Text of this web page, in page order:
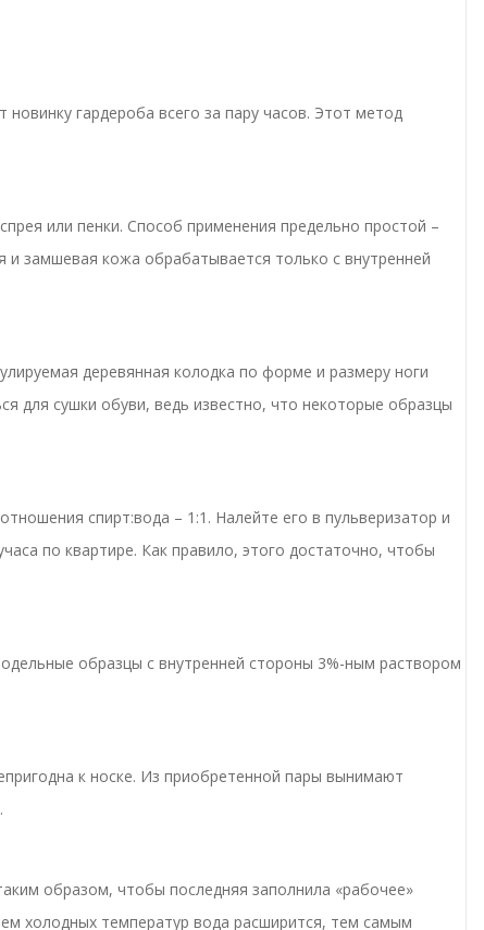
гардероба всего за пару часов. Этот метод
или пенки. Способ применения предельно простой –
замшевая кожа обрабатывается только с внутренней
деревянная колодка по форме и размеру ноги
для сушки обуви, ведь известно, что некоторые образцы
спирт:вода – 1:1. Налейте его в пульверизатор и
по квартире. Как правило, этого достаточно, чтобы
образцы с внутренней стороны 3%-ным раствором
к носке. Из приобретенной пары вынимают
образом, чтобы последняя заполнила «рабочее»
холодных температур вода расширится, тем самым